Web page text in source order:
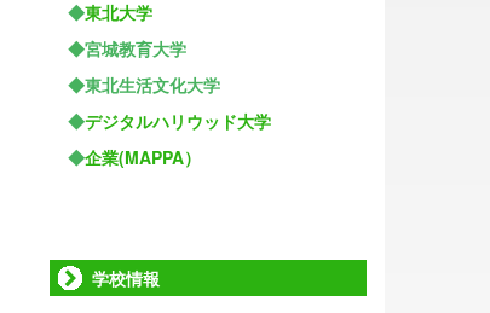
◆東北大学
◆宮城教育大学
◆東北生活文化大学
◆デジタルハリウッド大学
◆企業(MAPPA）
学校情報